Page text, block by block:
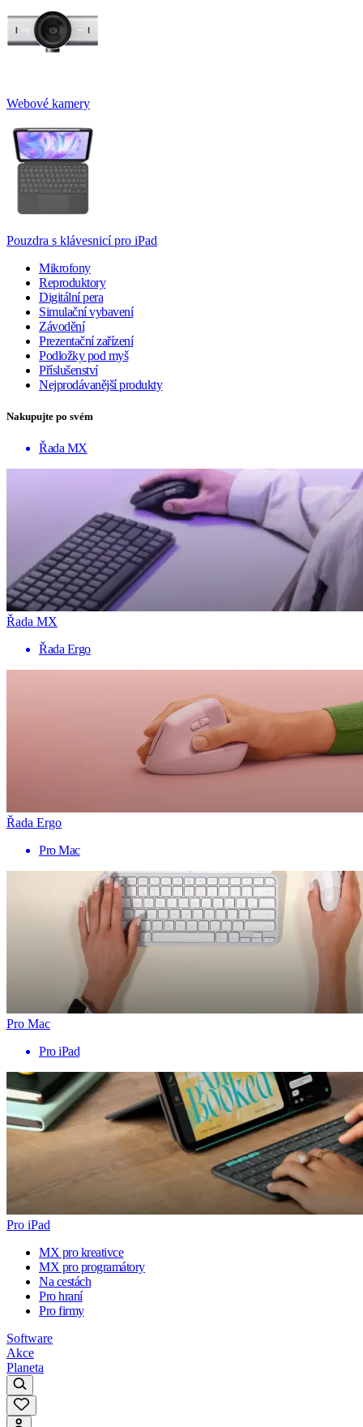
Webové kamery
Pouzdra s klávesnicí pro iPad
Mikrofony
Reproduktory
Digitální pera
Simulační vybavení
Závodění
Prezentační zařízení
Podložky pod myš
Příslušenství
Nejprodávanější produkty
Nakupujte po svém
Řada MX
Řada MX
Řada Ergo
Řada Ergo
Pro Mac
Pro Mac
Pro iPad
Pro iPad
MX pro kreativce
MX pro programátory
Na cestách
Pro hraní
Pro firmy
Software
Akce
Planeta